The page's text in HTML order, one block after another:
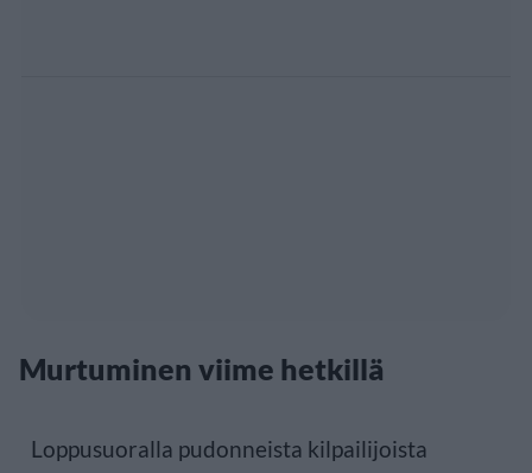
Murtuminen viime hetkillä
Loppusuoralla pudonneista kilpailijoista